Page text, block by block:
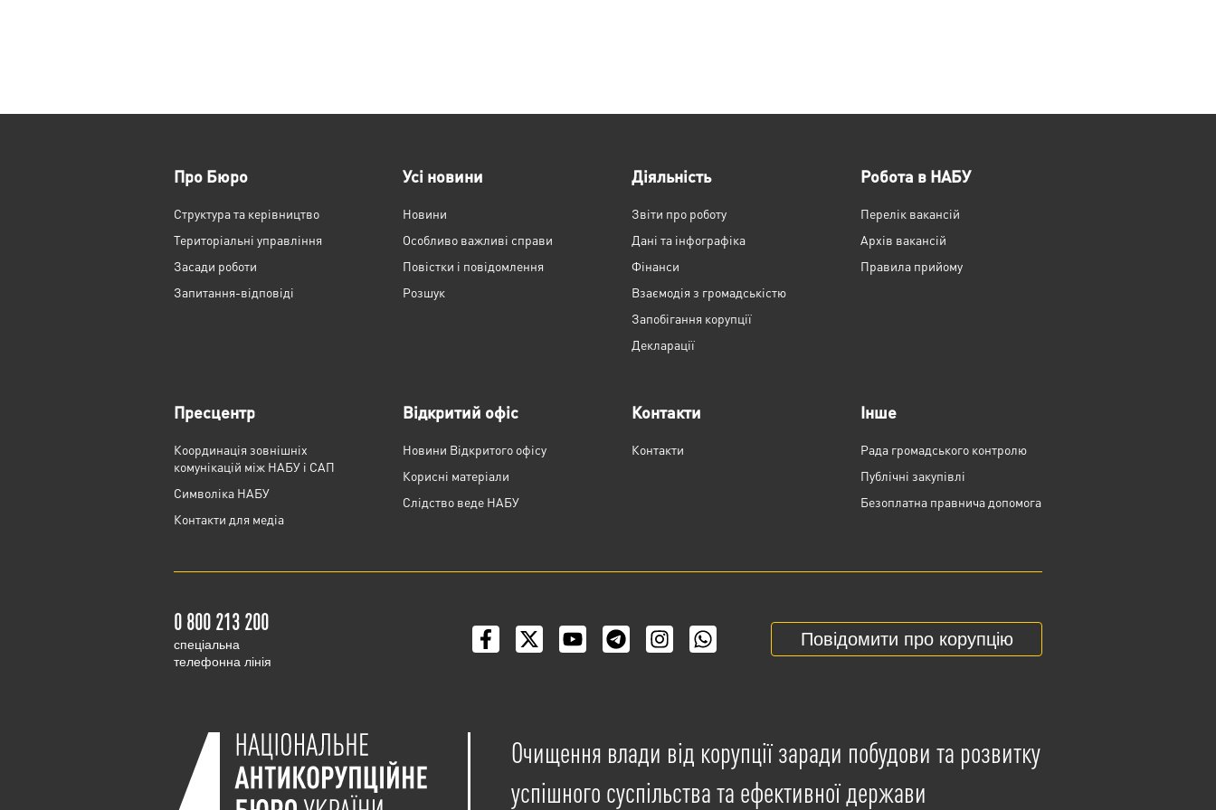
Про Бюро
Структура та керівництво
Територіальні управління
Засади роботи
Запитання-відповіді
Усі новини
Новини
Особливо важливі справи
Повістки і повідомлення
Розшук
Діяльність
Звіти про роботу
Дані та інфографіка
Фінанси
Взаємодія з громадськістю
Запобігання корупції
Декларації
Робота в НАБУ
Перелік вакансій
Архів вакансій
Правила прийому
Пресцентр
Координація зовнішніх
комунікацій між НАБУ і САП
Cимволіка НАБУ
Контакти для медіа
Відкритий офіс
Новини Відкритого офісу
Корисні матеріали
Слідство веде НАБУ
Контакти
Контакти
Інше
Рада громадського контролю
Публічні закупівлі
Безоплатна правнича допомога
0 800 213 200
cпеціальна
телефонна лінія
Повідомити про корупцію
Очищення влади від корупції заради побудови та розвитку
успішного суспільства та ефективної держави